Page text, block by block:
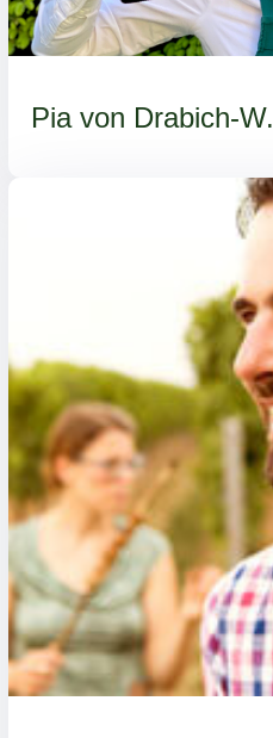
Pia von Drabich-W.